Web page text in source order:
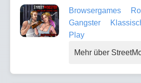
Browsergames
Gangster
Play
Mehr über